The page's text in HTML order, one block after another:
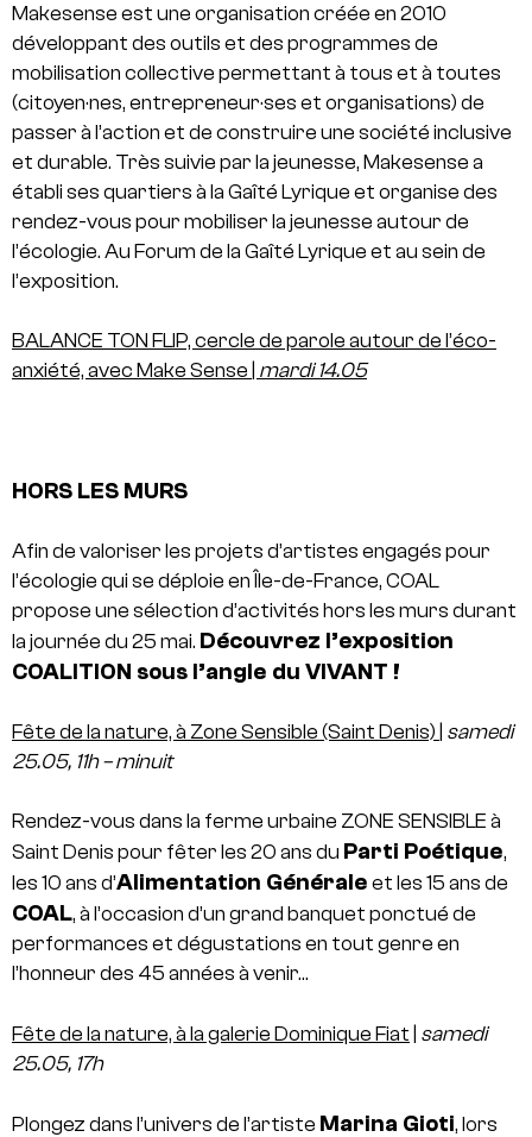
Makesense est une organisation créée en 2010
développant des outils et des programmes de
mobilisation collective permettant à tous et à toutes
(citoyen·nes, entrepreneur·ses et organisations) de
passer à l’action et de construire une société inclusive
et durable. Très suivie par la jeunesse, Makesense a
établi ses quartiers à la Gaîté Lyrique et organise des
rendez-vous pour mobiliser la jeunesse autour de
l’écologie. Au Forum de la Gaîté Lyrique et au sein de
l’exposition.
BALANCE TON FLIP, cercle de parole autour de l’éco-
anxiété, avec Make Sense mardi 14.05
HORS LES MURS
Afin de valoriser les projets d’artistes engagés pour
l’écologie qui se déploie en Île-de-France, COAL
propose une sélection d’activités hors les murs durant
la journée du 25 mai. Découvrez l’exposition
COALITION sous l’angle du VIVANT !
Fête de la nature, à Zone Sensible (Saint Denis) samedi
25.05, 11h – minuit
Rendez-vous dans la ferme urbaine ZONE SENSIBLE à
Saint Denis pour fêter les 20 ans du Parti Poétique,
les 10 ans d’Alimentation Générale et les 15 ans de
COAL, à l’occasion d’un grand banquet ponctué de
performances et dégustations en tout genre en
l’honneur des 45 années à venir…
Fête de la nature, à la galerie Dominique Fiat | samedi
25.05, 17h
Plongez dans l’univers de l’artiste Marina Gioti, lors